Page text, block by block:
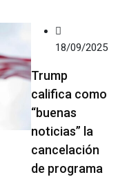
18/09/2025
Trump
califica como
“buenas
noticias” la
cancelación
de programa